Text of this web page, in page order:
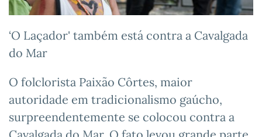
‘O Laçador' também está contra a Cavalgada
do Mar
O folclorista Paixão Côrtes, maior
autoridade em tradicionalismo gaúcho,
surpreendentemente se colocou contra a